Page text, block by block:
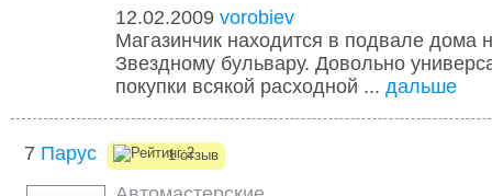
12.02.2009 vorobiev
Магазинчик находится в подвале дома
Звездному бульвару. Довольно
покупки всякой расходной ... дальше
7 Парус 1 отзыв